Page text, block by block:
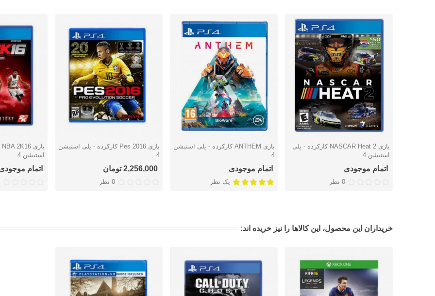
دوست داشتن
بازی NASCAR Heat 2 کارکرده - پلی
استیشن 4
اتمام موجودی
0 نظر
دوست داشتنبازی ANTHEM کارکرده - پلی استیشن
4
اتمام موجودی
یک نظر
دوست داشتنبازی Pes 2016 کارکرده - پلی استیشن
4
2,256,000 تومان
0 نظر
دوست
استیشن 4
اتمام
خریداران این محصول، این کالاها را نیز خریده اند: